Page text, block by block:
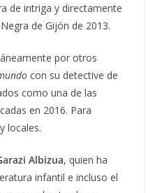
de intriga y directamente
de Gijón de 2013.
por otros
con su detective de
como una de las
en 2016. Para
locales.
Albizua, quien ha
infantil e incluso el